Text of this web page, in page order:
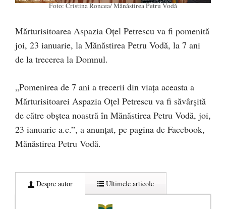
Foto: Cristina Roncea/ Mănăstirea Petru Vodă
Mărturisitoarea Aspazia Oţel Petrescu va fi pomenită
joi, 23 ianuarie, la Mănăstirea Petru Vodă, la 7 ani
de la trecerea la Domnul.
„Pomenirea de 7 ani a trecerii din viaţa aceasta a
Mărturisitoarei Aspazia Oţel Petrescu va fi săvârşită
de către obştea noastră în Mănăstirea Petru Vodă, joi,
23 ianuarie a.c.”, a anunțat, pe pagina de Facebook,
Mănăstirea Petru Vodă.
Despre autor Ultimele articole